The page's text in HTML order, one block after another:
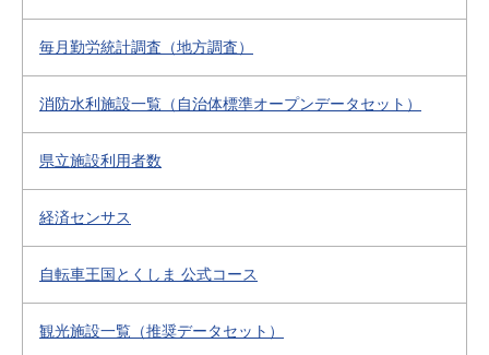
毎月勤労統計調査（地方調査）
消防水利施設一覧（自治体標準オープンデータセット）
県立施設利用者数
経済センサス
自転車王国とくしま 公式コース
観光施設一覧（推奨データセット）